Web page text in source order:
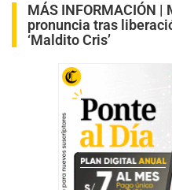
MÁS INFORMACIÓN |
pronuncia tras
‘Maldito Cris’